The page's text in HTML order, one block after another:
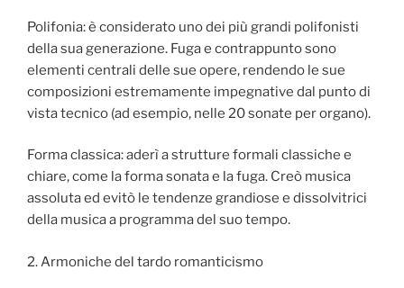
Polifonia: è considerato uno dei più grandi polifonisti
della sua generazione. Fuga e contrappunto sono
elementi centrali delle sue opere, rendendo le sue
composizioni estremamente impegnative dal punto di
vista tecnico (ad esempio, nelle 20 sonate per organo).
Forma classica: aderì a strutture formali classiche e
chiare, come la forma sonata e la fuga. Creò musica
assoluta ed evitò le tendenze grandiose e dissolvitrici
della musica a programma del suo tempo.
2. Armoniche del tardo romanticismo